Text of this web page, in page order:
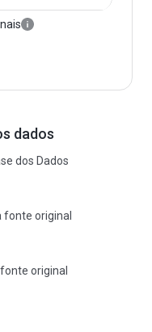
dados
dos Dados
original
original